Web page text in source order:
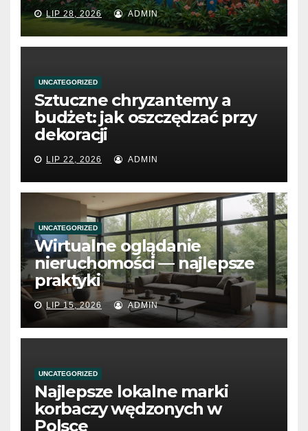
LIP 28, 2026 ADMIN
UNCATEGORIZED
Sztuczne chryzantemy a
budżet: jak oszczędzać przy
dekoracji
LIP 22, 2026 ADMIN
UNCATEGORIZED
Wirtualne oglądanie
nieruchomości — najlepsze
praktyki
LIP 15, 2026 ADMIN
UNCATEGORIZED
Najlepsze lokalne marki
korbaczy wędzonych w
Polsce